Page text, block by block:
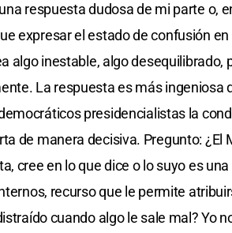
respuesta dudosa de mi parte o,
expresar el estado de confusión
algo inestable, algo desequilibrado,
La respuesta es más ingeniosa
presidencialistas la
de manera decisiva. Pregunto:
cree en lo que dice o lo suyo es
recurso que le permite
cuando algo le sale mal? Yo